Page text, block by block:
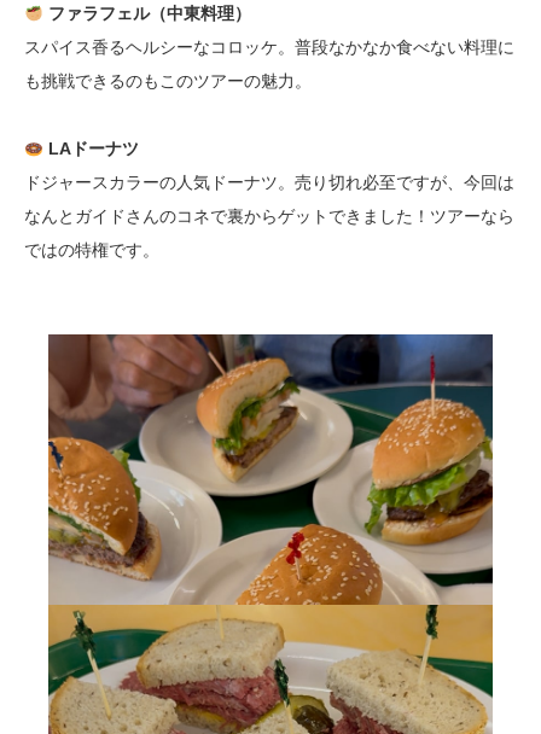
ファラフェル（中東料理）
スパイス香るヘルシーなコロッケ。普段なかなか食べない料理に
も挑戦できるのもこのツアーの魅力。
LAドーナツ
ドジャースカラーの人気ドーナツ。売り切れ必至ですが、今回は
なんとガイドさんのコネで裏からゲットできました！ツアーなら
ではの特権です。